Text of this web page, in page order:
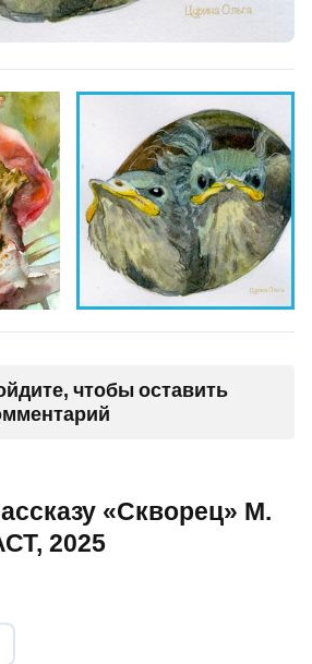
чтобы оставить
«Скворец» М.
2025